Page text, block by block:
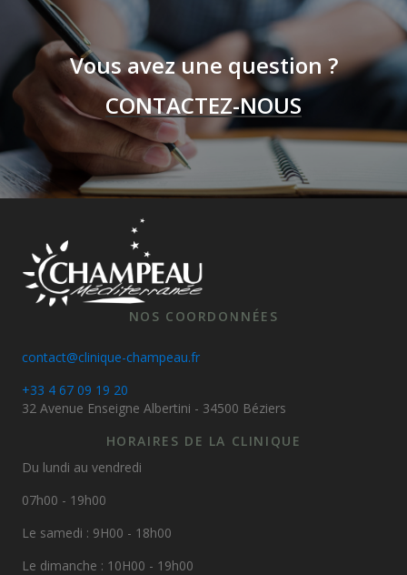
Vous avez une question ?
CONTACTEZ-NOUS
NOS COORDONNÉES
contact@clinique-champeau.fr
+33 4 67 09 19 20
32 Avenue Enseigne Albertini - 34500 Béziers
HORAIRES DE LA CLINIQUE
Du lundi au vendredi
07h00 - 19h00
Le samedi : 9H00 - 18h00
Le dimanche : 10H00 - 19h00